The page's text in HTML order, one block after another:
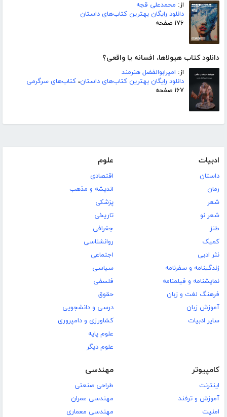
از: محمدعلی قجه
دانلود رایگان بهترین کتاب‌های داستان
۱۷۶ صفحه
دانلود کتاب هیولاها، افسانه یا واقعی؟
از: امیرابوالفضل هنرمند
دانلود رایگان بهترین کتاب‌های داستان، کتاب‌های سرگرمی
۱۶۷ صفحه
ادبیات
داستان
رمان
شعر
شعر نو
طنز
کمیک
نثر ادبی
زندگینامه و سفرنامه
نمایشنامه و فیلمنامه
فرهنگ لغت و زبان
آموزش زبان
سایر ادبیات
علوم
اقتصادی
اندیشه و مذهب
پزشکی
تاریخی
جغرافی
روانشناسی
اجتماعی
سیاسی
فلسفی
حقوق
درسی و دانشجویی
کشاورزی و دامپروری
علوم پایه
علوم دیگر
کامپیوتر
اینترنت
آموزش و ترفند
امنیت
مهندسی
طراحی صنعتی
مهندسی عمران
مهندسی معماری